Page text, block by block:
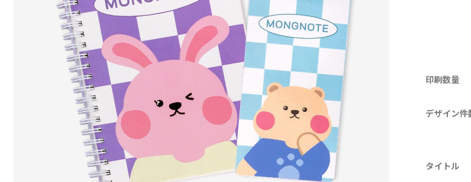
印刷数量
デザイン件
タイトル